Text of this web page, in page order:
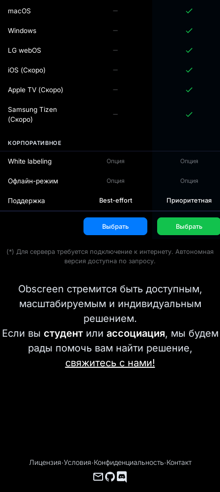
macOS
Windows
LG webOS
iOS (Скоро)
Apple TV (Скоро)
Samsung Tizen
(Скоро)
КОРПОРАТИВНОЕ
White labeling Опция Опция
Офлайн-режим Опция Опция
Поддержка Best-effort Приоритетная
Выбрать Выбрать
(*) Для сервера требуется подключение к интернету. Автономная
версия доступна по запросу.
Obscreen стремится быть доступным,
масштабируемым и индивидуальным
решением.
Если вы студентили ассоциация, мы будем
рады помочь вам найти решение,
свяжитесь с нами!
Лицензия·Условия·Конфиденциальность·Контакт